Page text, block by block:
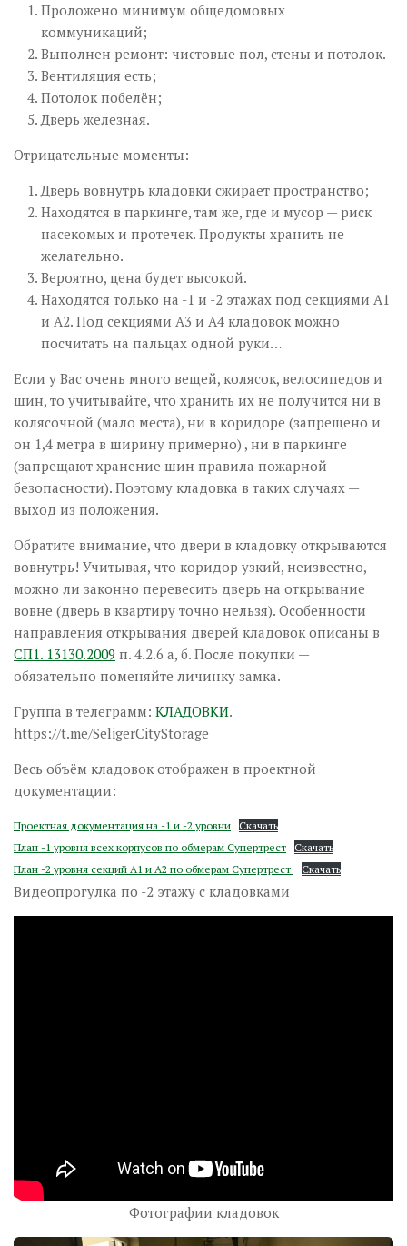
Проложено минимум общедомовых
коммуникаций;
Выполнен ремонт: чистовые пол, стены и потолок.
Вентиляция есть;
Потолок побелён;
Дверь железная.
Отрицательные моменты:
Дверь вовнутрь кладовки сжирает пространство;
Находятся в паркинге, там же, где и мусор — риск
насекомых и протечек. Продукты хранить не
желательно.
Вероятно, цена будет высокой.
Находятся только на -1 и -2 этажах под секциями А1
и А2. Под секциями А3 и А4 кладовок можно
посчитать на пальцах одной руки…
Если у Вас очень много вещей, колясок, велосипедов и
шин, то учитывайте, что хранить их не получится ни в
колясочной (мало места), ни в коридоре (запрещено и
он 1,4 метра в ширину примерно) , ни в паркинге
(запрещают хранение шин правила пожарной
безопасности). Поэтому кладовка в таких случаях —
выход из положения.
Обратите внимание, что двери в кладовку открываются
вовнутрь! Учитывая, что коридор узкий, неизвестно,
можно ли законно перевесить дверь на открывание
вовне (дверь в квартиру точно нельзя). Особенности
направления открывания дверей кладовок описаны в
СП1. 13130.2009 п. 4.2.6 а, б. После покупки —
обязательно поменяйте личинку замка.
Группа в телеграмм: КЛАДОВКИ.
https://t.me/SeligerCityStorage
Весь объём кладовок отображен в проектной
документации:
Проектная документация на -1 и -2 уровни Скачать
План -1 уровня всех корпусов по обмерам Супертрест Скачать
План -2 уровня секций А1 и А2 по обмерам Супертрест
Скачать
Видеопрогулка по -2 этажу с кладовками
Фотографии кладовок